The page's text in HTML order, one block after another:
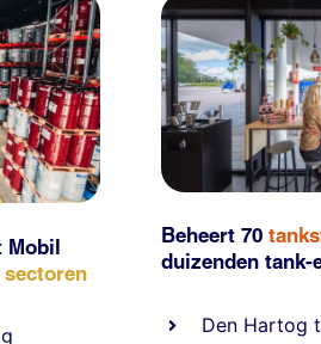
Mobil
Beheert 70
duizendentank-
Den Hartog